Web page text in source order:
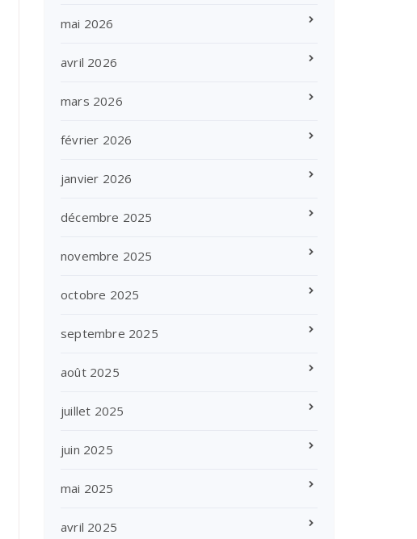
mai 2026
avril 2026
mars 2026
février 2026
janvier 2026
décembre 2025
novembre 2025
octobre 2025
septembre 2025
août 2025
juillet 2025
juin 2025
mai 2025
avril 2025